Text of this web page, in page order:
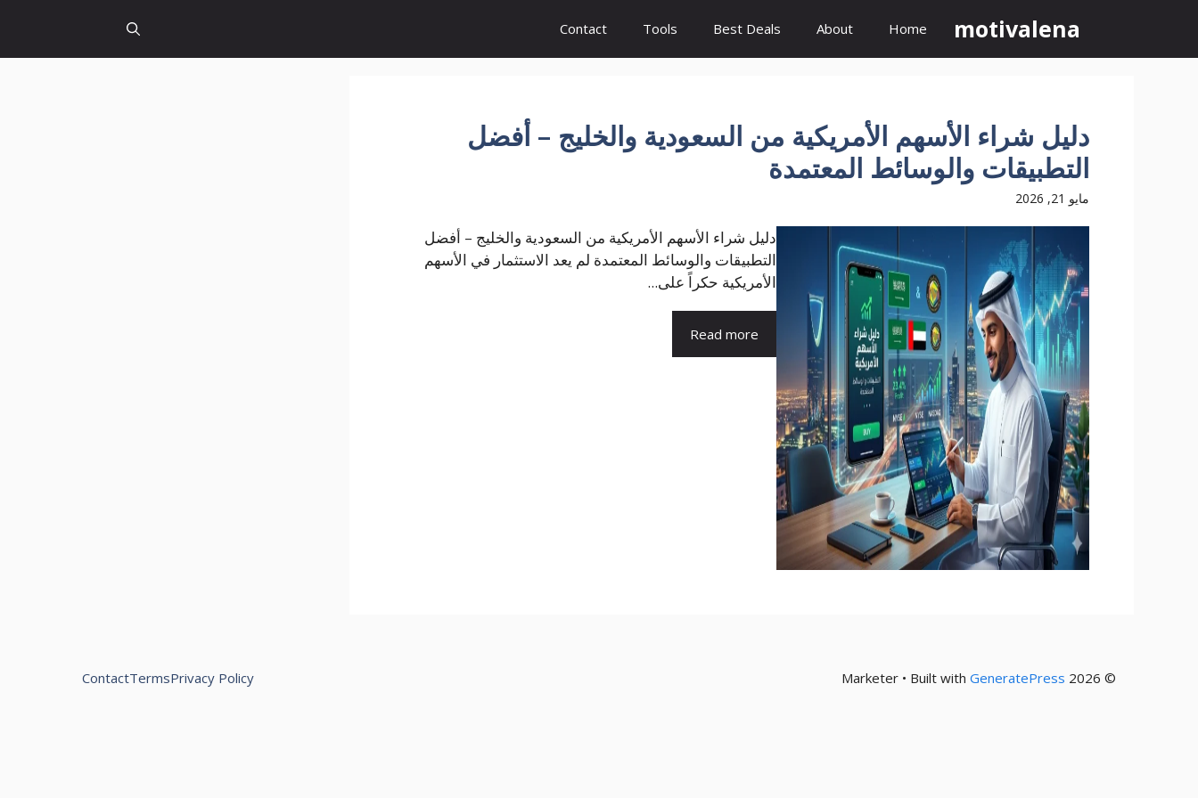
المحتوى
motivalena
Home
About
Best Deals
Tools
Contact
دليل شراء الأسهم الأمريكية من السعودية والخليج – أفضل
التطبيقات والوسائط المعتمدة
مايو 21, 2026
دليل شراء الأسهم الأمريكية من السعودية والخليج – أفضل
التطبيقات والوسائط المعتمدة لم يعد الاستثمار في الأسهم
الأمريكية حكراً على...
Read more
© 2026 Marketer • Built with
GeneratePress
Privacy Policy
Terms
Contact